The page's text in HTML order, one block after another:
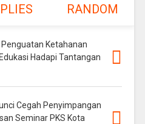
RANDOM
Ketahanan
Hadapi Tantangan
Cegah Penyimpangan
Seminar PKS Kota